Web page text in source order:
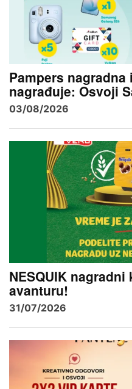
Pampers nagradna
nagrađuje: Osvoji
03/08/2026
NESQUIK
avanturu!
31/07/2026